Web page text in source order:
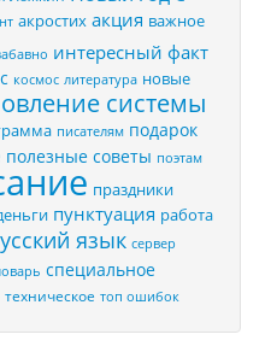
акростих акция важное
интересный факт
космос литература новые
системы
писателям подарок
полезные советы поэтам
праздники
пунктуация работа
язык сервер
специальное
техническое топ ошибок